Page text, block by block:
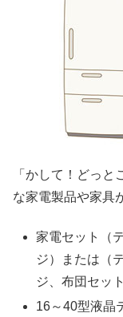
「かして！どっ
な家電製品や家具
家電セット（
ジ）または（
ジ、布団セット
16～40型液晶